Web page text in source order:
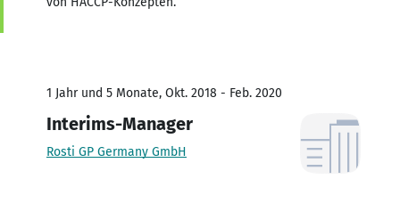
1 Jahr und 5 Monate, Okt. 2018 - Feb. 2020
Interims-Manager
Rosti GP Germany GmbH